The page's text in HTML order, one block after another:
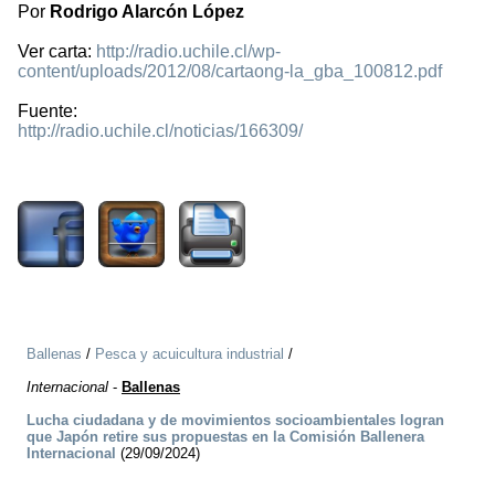
Por Rodrigo Alarcón López
Ver carta: http://radio.uchile.cl/wp-
content/uploads/2012/08/cartaong-la_gba_100812.pdf
Fuente:
http://radio.uchile.cl/noticias/166309/
Ballenas / Pesca y acuicultura industrial /
Internacional - Ballenas
Lucha ciudadana y de movimientos socioambientales logran
que Japón retire sus propuestas en la Comisión Ballenera
Internacional (29/09/2024)